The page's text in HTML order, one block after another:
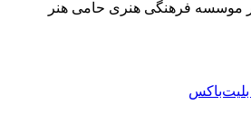
موسسه فرهنگی هنری حامی هنر